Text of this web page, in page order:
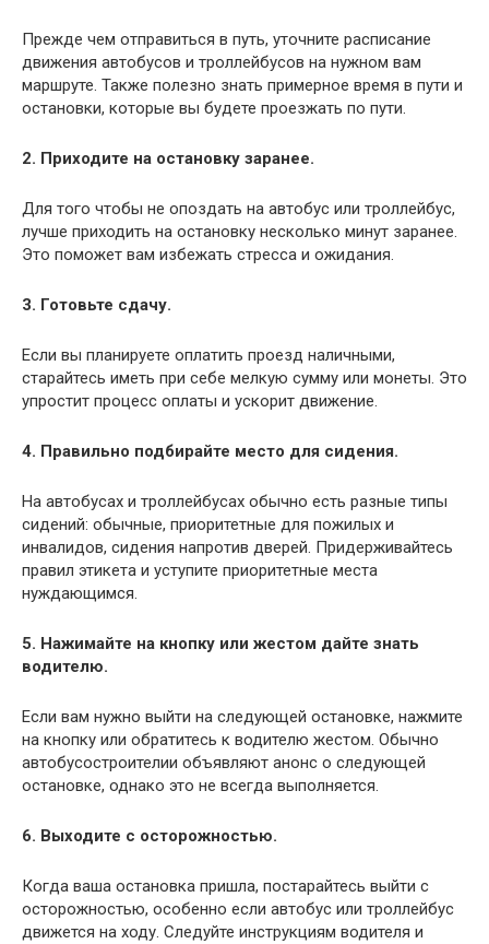
Прежде чем отправиться в путь, уточните расписание
движения автобусов и троллейбусов на нужном вам
маршруте. Также полезно знать примерное время в пути и
остановки, которые вы будете проезжать по пути.
2. Приходите на остановку заранее.
Для того чтобы не опоздать на автобус или троллейбус,
лучше приходить на остановку несколько минут заранее.
Это поможет вам избежать стресса и ожидания.
3. Готовьте сдачу.
Если вы планируете оплатить проезд наличными,
старайтесь иметь при себе мелкую сумму или монеты. Это
упростит процесс оплаты и ускорит движение.
4. Правильно подбирайте место для сидения.
На автобусах и троллейбусах обычно есть разные типы
сидений: обычные, приоритетные для пожилых и
инвалидов, сидения напротив дверей. Придерживайтесь
правил этикета и уступите приоритетные места
нуждающимся.
5. Нажимайте на кнопку или жестом дайте знать
водителю.
Если вам нужно выйти на следующей остановке, нажмите
на кнопку или обратитесь к водителю жестом. Обычно
автобусостроителии объявляют анонс о следующей
остановке, однако это не всегда выполняется.
6. Выходите с осторожностью.
Когда ваша остановка пришла, постарайтесь выйти с
осторожностью, особенно если автобус или троллейбус
движется на ходу. Следуйте инструкциям водителя и